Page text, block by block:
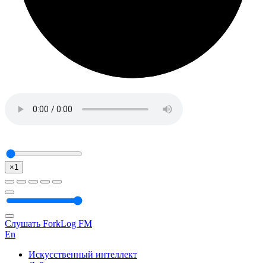
×1
Слушать ForkLog FM
En
Искусственный интеллект